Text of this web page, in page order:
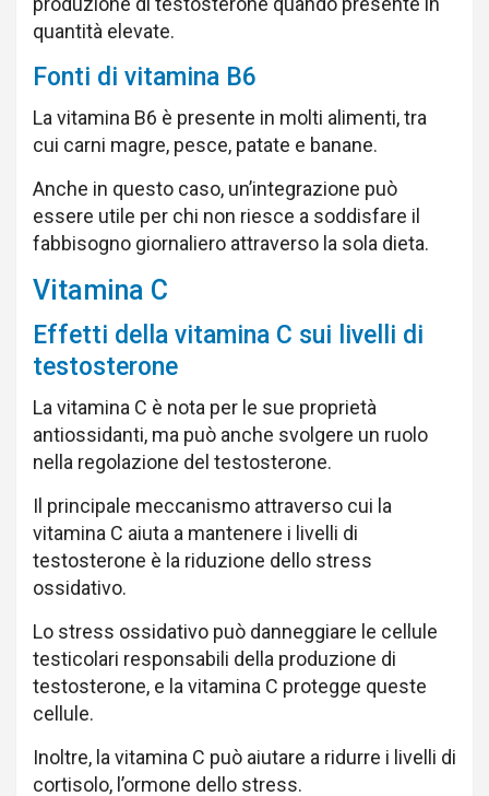
quantità elevate.
Fonti di vitamina B6
La vitamina B6 è presente in molti alimenti, tra
cui carni magre, pesce, patate e banane.
Anche in questo caso, un’integrazione può
essere utile per chi non riesce a soddisfare il
fabbisogno giornaliero attraverso la sola dieta.
Vitamina C
Effetti della vitamina C sui livelli di
testosterone
La vitamina C è nota per le sue proprietà
antiossidanti, ma può anche svolgere un ruolo
nella regolazione del testosterone.
Il principale meccanismo attraverso cui la
vitamina C aiuta a mantenere i livelli di
testosterone è la riduzione dello stress
ossidativo.
Lo stress ossidativo può danneggiare le cellule
testicolari responsabili della produzione di
testosterone, e la vitamina C protegge queste
cellule.
Inoltre, la vitamina C può aiutare a ridurre i livelli di
cortisolo, l’ormone dello stress.